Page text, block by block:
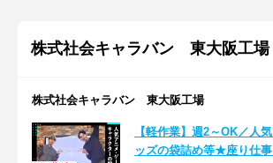
株式社会キャラバン 東大阪工場
株式社会キャラバン 東大阪工場
【軽作業】週2～OK／​人
ッズの袋詰め等★座り仕